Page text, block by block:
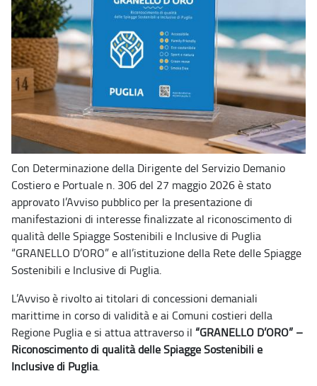
Con Determinazione della Dirigente del Servizio Demanio
Costiero e Portuale n. 306 del 27 maggio 2026 è stato
approvato l’Avviso pubblico per la presentazione di
manifestazioni di interesse finalizzate al riconoscimento di
qualità delle Spiagge Sostenibili e Inclusive di Puglia
“GRANELLO D’ORO” e all’istituzione della Rete delle Spiagge
Sostenibili e Inclusive di Puglia.
L’Avviso è rivolto ai titolari di concessioni demaniali
marittime in corso di validità e ai Comuni costieri della
Regione Puglia e si attua attraverso il “GRANELLO D’ORO” –
Riconoscimento di qualità delle Spiagge Sostenibili e
Inclusive di Puglia.